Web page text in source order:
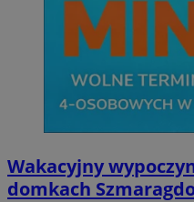
Wakacyjny
domkach